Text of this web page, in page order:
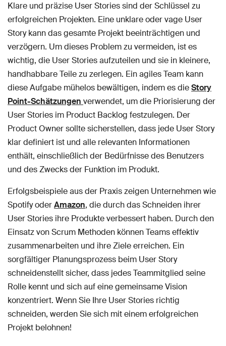
Klare und präzise User Stories sind der Schlüssel zu
erfolgreichen Projekten. Eine unklare oder vage User
Story kann das gesamte Projekt beeinträchtigen und
verzögern. Um dieses Problem zu vermeiden, ist es
wichtig, die User Stories aufzuteilen und sie in kleinere,
handhabbare Teile zu zerlegen. Ein agiles Team kann
diese Aufgabe mühelos bewältigen, indem es dieStory
Point-Schätzungen verwendet, um die Priorisierung der
User Stories im Product Backlog festzulegen. Der
Product Owner sollte sicherstellen, dass jede User Story
klar definiert ist und alle relevanten Informationen
enthält, einschließlich der Bedürfnisse des Benutzers
und des Zwecks der Funktion im Produkt.
Erfolgsbeispiele aus der Praxis zeigen Unternehmen wie
Spotify oderAmazon, die durch das Schneiden ihrer
User Stories ihre Produkte verbessert haben. Durch den
Einsatz von Scrum Methoden können Teams effektiv
zusammenarbeiten und ihre Ziele erreichen. Ein
sorgfältiger Planungsprozess beim User Story
schneidenstellt sicher, dass jedes Teammitglied seine
Rolle kennt und sich auf eine gemeinsame Vision
konzentriert. Wenn Sie Ihre User Stories richtig
schneiden, werden Sie sich mit einem erfolgreichen
Projekt belohnen!